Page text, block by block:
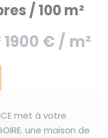
/ 100 m²
€ / m²
met à votre
une maison de